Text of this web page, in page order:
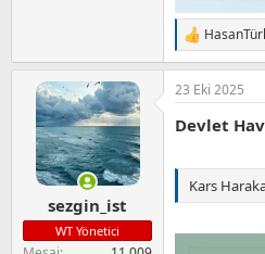
T
e
p
k
l
sezgin_ist
WT Yönetici
23 Eki 2025
Devlet
Kars